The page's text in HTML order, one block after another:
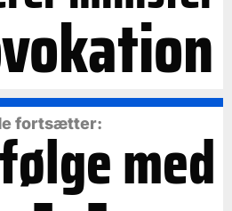
fortsætter: med